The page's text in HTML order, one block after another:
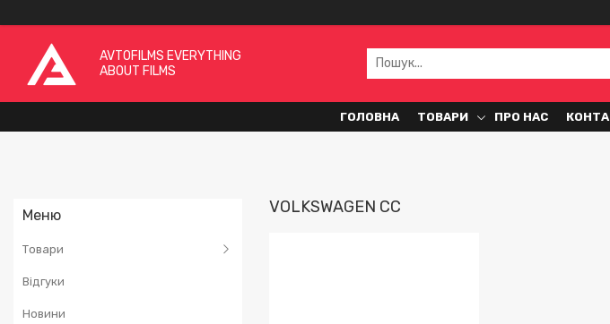
AVTOFILMS EVERYTHING
ABOUT FILMS
ГОЛОВНА ТОВАРИ ПРО НАС
Товари
Відгуки
Новини
VOLKSWAGEN CC